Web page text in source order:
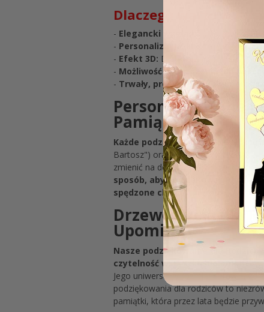
Dlaczego warto
- Elegancki wygląd:
- Personalizacja:
imiona, data
- Efekt 3D: Drzewo z balonikami
- Możliwość powieszenia lub
- Trwały, precyzyjny grawer oraz
Personalizowane
Pamiątka
Każde podziękowanie dla
Bartosz") oraz datę uroczystości (np.
zmienić na dedykację dla innych
sposób, aby podziękować
spędzone chwile.
Do
Drzewo Życia dla
Upominek
Nasze podziękowanie dla
czytelność wszystkich elementów
Jego uniwersalny rozmiar sprawia, że
podziękowania dla rodziców to
pamiątki, która przez lata będzie